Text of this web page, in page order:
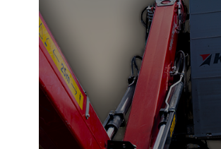
Kranar
Huggarvagnar